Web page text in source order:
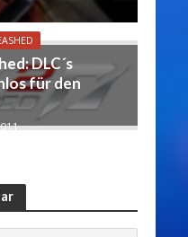
DLC´s
für den